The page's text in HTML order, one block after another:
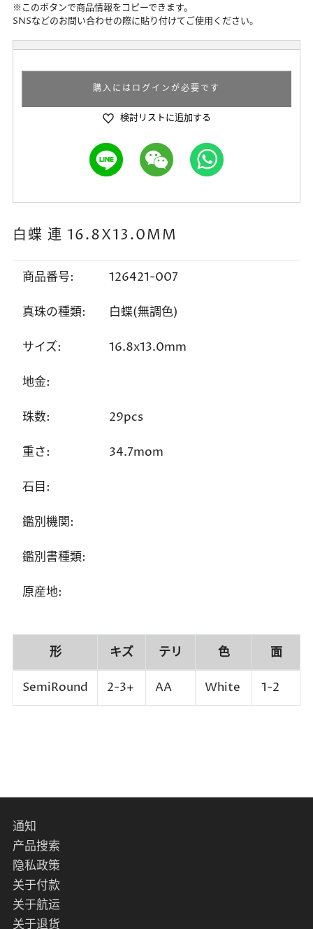
※このボタンで商品情報をコピーできます。
SNSなどのお問い合わせの際に貼り付けてご使用ください。
購入にはログインが必要です
検討リストに追加する
白蝶 連 16.8X13.0MM
商品番号: 126421-007
真珠の種類: 白蝶(無調色)
サイズ: 16.8x13.0mm
地金:
珠数: 29pcs
重さ: 34.7mom
石目:
鑑別機関:
鑑別書種類:
原産地:
形 キズ テリ 色 面
SemiRound 2-3+ AA White 1-2
通知
产品搜索
隐私政策
关于付款
关于航运
关于退货